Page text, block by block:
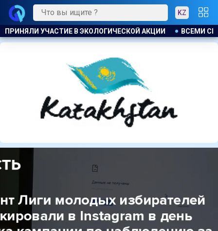
KZ
ВСЕМИ СВОИМИ ДОСТИЖЕНИЯМИ КРАЙ ОБЯЗАН ЭНЕРГИИ